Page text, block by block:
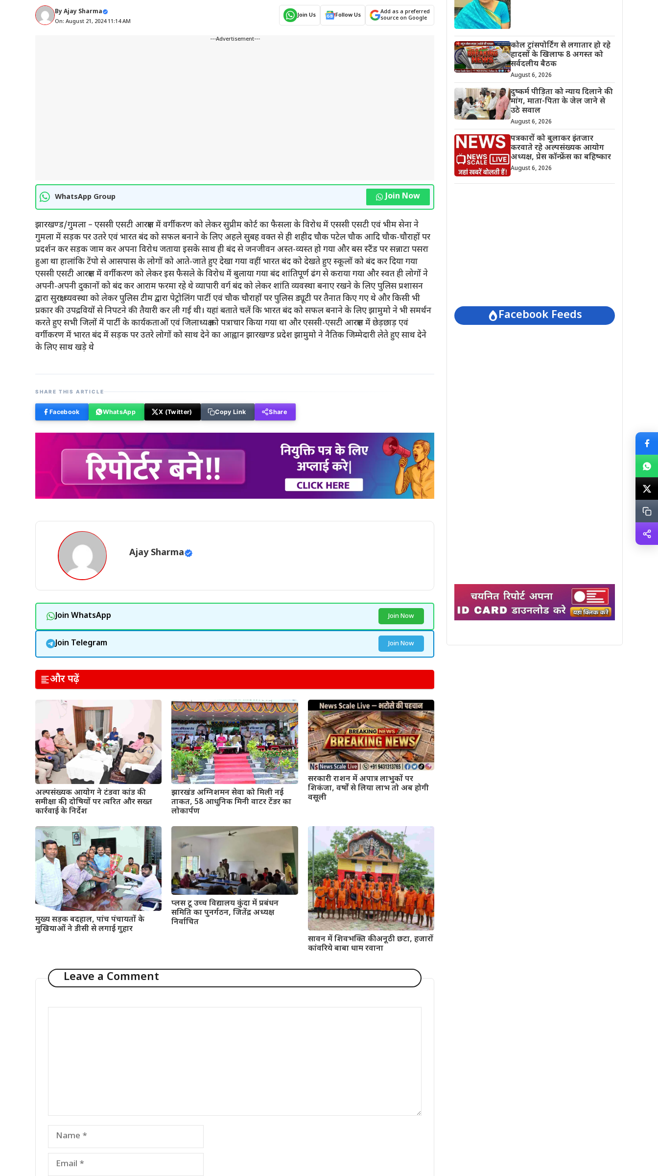
ByAjay Sharma
On: August 21, 2024 11:14 AM
Join Us Follow Us
Add as a preferred
source on Google
---Advertisement---
WhatsApp Group Join Now
झारखण्ड/गुमला – एससी एसटी आरक्षण में वर्गीकरण को लेकर सुप्रीम कोर्ट का फैसला के विरोध में एससी एसटी एवं भीम सेना ने
गुमला में सड़क पर उतरे एवं भारत बंद को सफल बनाने के लिए अहले सुबह वक्त से ही शहीद चौक पटेल चौक आदि चौक-चौराहों पर
प्रदर्शन कर सड़क जाम कर अपना विरोध जताया इसके साथ ही बंद से जनजीवन अस्त-व्यस्त हो गया और बस स्टैंड पर सन्नाटा पसरा
हुआ था हालांकि टेंपो से आसपास के लोगों को आते-जाते हुए देखा गया वहीं भारत बंद को देखते हुए स्कूलों को बंद कर दिया गया
एससी एसटी आरक्षण में वर्गीकरण को लेकर इस फैसले के विरोध में बुलाया गया बंद शांतिपूर्ण ढंग से कराया गया और स्वत ही लोगों ने
अपनी-अपनी दुकानों को बंद कर आराम फरमा रहे थे व्यापारी वर्ग बंद को लेकर शांति व्यवस्था बनाए रखने के लिए पुलिस प्रशासन
द्वारा सुरक्षा व्यवस्था को लेकर पुलिस टीम द्वारा पेट्रोलिंग पार्टी एवं चौक चौराहों पर पुलिस ड्यूटी पर तैनात किए गए थे और किसी भी
प्रकार की उपद्रवियों से निपटने की तैयारी कर ली गई थी। यहां बताते चलें कि भारत बंद को सफल बनाने के लिए झामुमो ने भी समर्थन
करते हुए सभी जिलों में पार्टी के कार्यकताओं एवं जिलाध्यक्ष को पत्राचार किया गया था और एससी-एसटी आरक्षण में छेड़छाड़ एवं
वर्गीकरण में भारत बंद में सड़क पर उतरे लोगों को साथ देने का आह्वान झारखण्ड प्रदेश झामुमो ने नैतिक जिम्मेदारी लेते हुए साथ देने
के लिए साथ खड़े थे
SHARE THIS ARTICLE
Facebook WhatsApp X (Twitter) Copy Link Share
Ajay Sharma
Join WhatsApp Join Now
Join Telegram Join Now
और पढ़ें
अल्पसंख्यक आयोग ने टंडवा कांड की
समीक्षा की, दोषियों पर त्वरित और सख्त
कार्रवाई के निर्देश
झारखंड अग्निशमन सेवा को मिली नई
ताकत, 58 आधुनिक मिनी वाटर टेंडर का
लोकार्पण
सरकारी राशन में अपात्र लाभुकों पर
शिकंजा, वर्षों से लिया लाभ तो अब होगी
वसूली
मुख्य सड़क बदहाल, पांच पंचायतों के
मुखियाओं ने डीसी से लगाई गुहार
प्लस टू उच्च विद्यालय कुंदा में प्रबंधन
समिति का पुनर्गठन, जितेंद्र अध्यक्ष
निर्वाचित
सावन में शिवभक्ति की अनूठी छटा, हजारों
कांवरिये बाबा धाम रवाना
Leave a Comment
Name
Email
कोल ट्रांसपोर्टिंग से लगातार हो रहे
हादसों के खिलाफ 8 अगस्त को
सर्वदलीय बैठक
August 6, 2026
दुष्कर्म पीड़िता को न्याय दिलाने की
मांग, माता-पिता के जेल जाने से
उठे सवाल
August 6, 2026
पत्रकारों को बुलाकर इंतजार
करवाते रहे अल्पसंख्यक आयोग
अध्यक्ष, प्रेस कॉन्फ्रेंस का बहिष्कार
August 6, 2026
Facebook Feeds